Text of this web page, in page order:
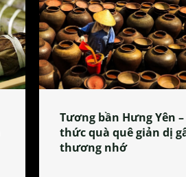
Tương bần Hưng Yên –
thức quà quê giản dị
thương nhớ